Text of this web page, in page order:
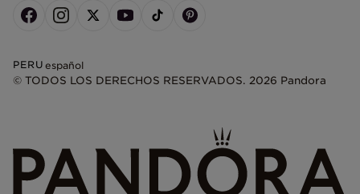
PERU español
© TODOS LOS DERECHOS RESERVADOS. 2026 Pandora